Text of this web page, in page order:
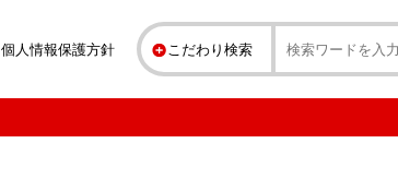
こだわり検索
個人情報保護方針